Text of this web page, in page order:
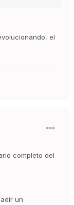
el
completo del
un